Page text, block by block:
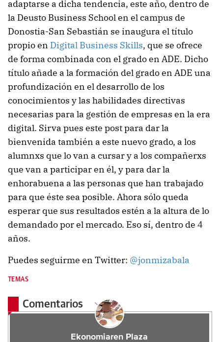
adaptarse a dicha tendencia, este año, dentro de
la Deusto Business School en el campus de
Donostia-San Sebastián se inaugura el título
propio en Digital Business Skills, que se ofrece
de forma combinada con el grado en ADE. Dicho
título añade a la formación del grado en ADE una
profundización en el desarrollo de los
conocimientos y las habilidades directivas
necesarias para la gestión de empresas en la era
digital. Sirva pues este post para dar la
bienvenida también a este nuevo grado, a los
alumnxs que lo van a cursar y a los compañerxs
que van a participar en él, y para dar la
enhorabuena a las personas que han trabajado
para que éste sea posible. Ahora sólo queda
esperar que sus resultados estén a la altura de lo
demandado por el mercado. Eso sí, dentro de 4
años.
Puedes seguirme en Twitter: @jonmizabala
TEMAS
Comentarios
Ekonomiaren Plaza